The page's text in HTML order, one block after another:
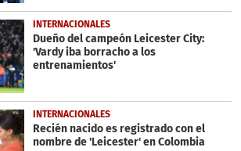
INTERNACIONALES
Dueño del campeón Leicester City:
'Vardy iba borracho a los
entrenamientos'
INTERNACIONALES
Recién nacido es registrado con el
nombre de 'Leicester' en Colombia